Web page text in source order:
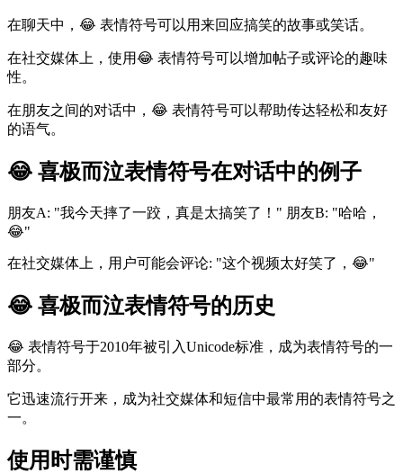
在聊天中，😂 表情符号可以用来回应搞笑的故事或笑话。
在社交媒体上，使用😂 表情符号可以增加帖子或评论的趣味
性。
在朋友之间的对话中，😂 表情符号可以帮助传达轻松和友好
的语气。
😂 喜极而泣表情符号在对话中的例子
朋友A: "我今天摔了一跤，真是太搞笑了！" 朋友B: "哈哈，
😂"
在社交媒体上，用户可能会评论: "这个视频太好笑了，😂"
😂 喜极而泣表情符号的历史
😂 表情符号于2010年被引入Unicode标准，成为表情符号的一
部分。
它迅速流行开来，成为社交媒体和短信中最常用的表情符号之
一。
使用时需谨慎